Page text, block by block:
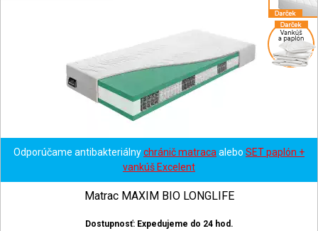
Odporúčame antibakteriálnychránič matraca alebo SET paplón +
vankúš Excelent
Matrac MAXIM BIO LONGLIFE
Dostupnosť: Expedujeme do 24 hod.